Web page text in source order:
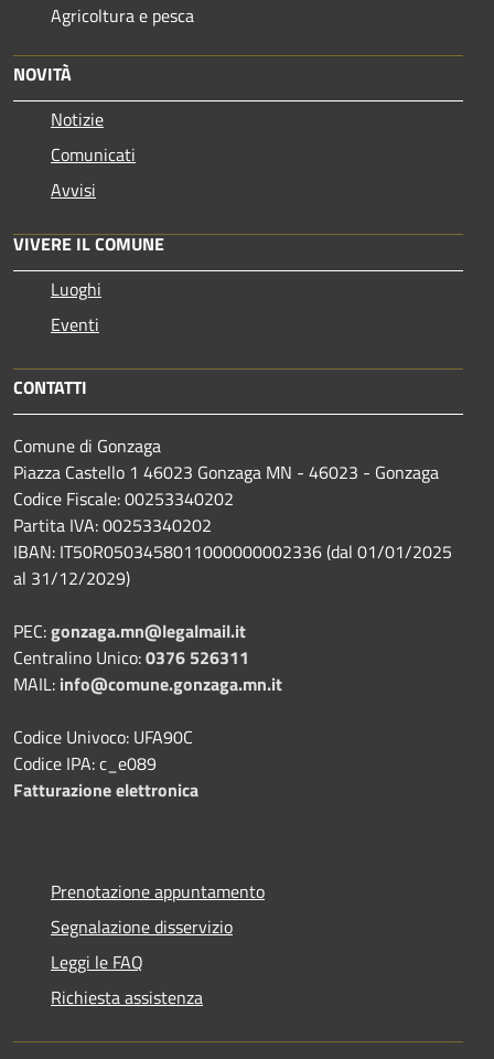
Agricoltura e pesca
NOVITÀ
Notizie
Comunicati
Avvisi
VIVERE IL COMUNE
Luoghi
Eventi
CONTATTI
Comune di Gonzaga
Piazza Castello 1 46023 Gonzaga MN - 46023 - Gonzaga
Codice Fiscale: 00253340202
Partita IVA: 00253340202
IBAN: IT50R0503458011000000002336 (dal 01/01/2025
al 31/12/2029)
PEC:gonzaga.mn@legalmail.it
Centralino Unico:0376 526311
MAIL: info@comune.gonzaga.mn.it
Codice Univoco: UFA90C
Codice IPA: c_e089
Fatturazione elettronica
Prenotazione appuntamento
Segnalazione disservizio
Leggi le FAQ
Richiesta assistenza